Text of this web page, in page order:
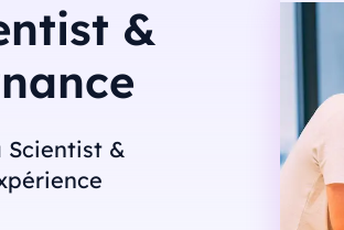
&
Scientist &